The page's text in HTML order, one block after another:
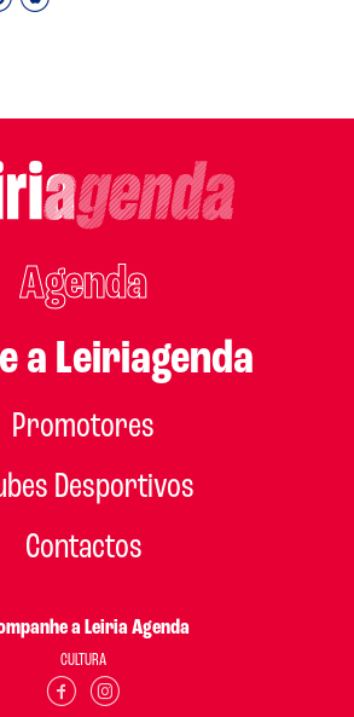
Agenda
a Leiriagenda
Promotores
Desportivos
Contactos
a Leiria Agenda
CULTURA